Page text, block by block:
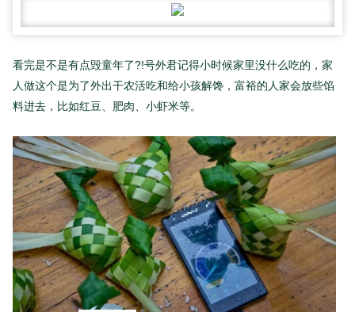
看完是不是有点毁童年了?!号外君记得小时候家里没什么吃的，家
人做这个是为了外出干农活吃和给小孩解馋，富裕的人家会放些馅
料进去，比如红豆、肥肉、小虾米等。